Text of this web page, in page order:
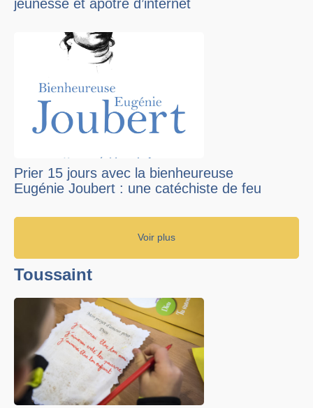
jeunesse et apôtre d’internet
Prier 15 jours avec la bienheureuse
Eugénie Joubert : une catéchiste de feu
Voir plus
Toussaint